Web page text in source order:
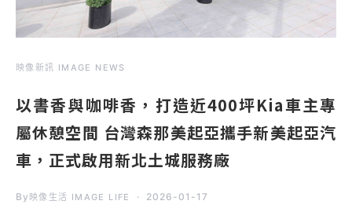
映像新訊 IMAGE NEWS
以書香與咖啡香，打造近400坪Kia車主專
屬休憩空間 台灣森那美起亞攜手新美起亞汽
車，正式啟用新北土城服務廠
By 映像生活 IMAGE LIFE 2026-01-17